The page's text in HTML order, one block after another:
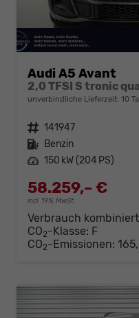
Audi A5 Avant
2,0 TFSI S tronic
unverbindliche Lieferzeit: 10
Fahrzeugnr. 141947
Kraftstoff Benzin
Leistung 150 kW (204 PS)
58.259,– €
incl. 19% MwSt.
Verbrauch
CO2-Klasse: F
CO2-Emissionen: